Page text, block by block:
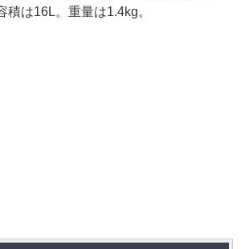
積は16L。重量は1.4kg。